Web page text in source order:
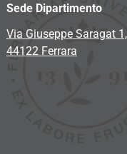
Sede Dipartimento
Via Giuseppe Saragat 1,
44122 Ferrara